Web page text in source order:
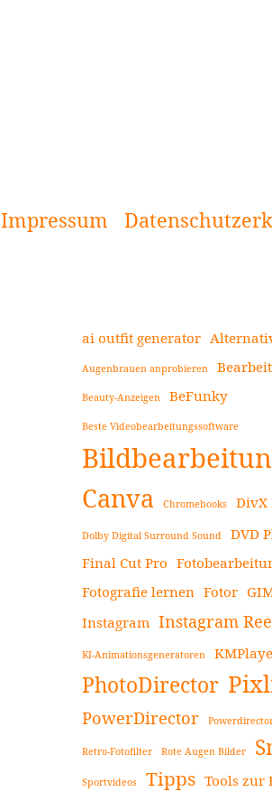
Impressum
Seitenleiste
ai outfit generator
Augenbrauen anprobieren
Beauty-Anzeigen BeFunky
Beste Videobearbeitungssoftware
Canva Chromebooks DivX
Dolby Digital Surround Sound DVD
Final Cut Pro
Fotografie lernen Fotor
Instagram Instagram
KI-Animationsgeneratoren
PhotoDirector
PowerDirector
Retro-Fotofilter Rote Augen Bilder
Sportvideos Tipps Tools zur